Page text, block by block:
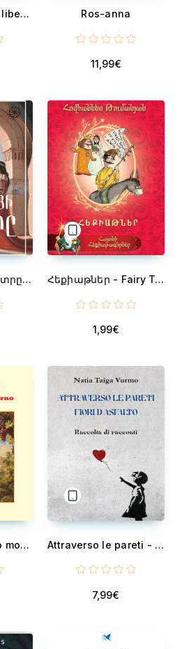
Una barca per la libertà Ros-anna
11,99€
Էրիմենայի դուստրը - Erimena’s Daughter Հեքիաթներ - Fairy Tales
1,99€
Favole in italiano moderno - Nuova traduzione in prosa moderna per studenti e lettori di oggi del classico senza tempo di Esopo Attraverso le pareti - Fiori d'asfalto
7,99€